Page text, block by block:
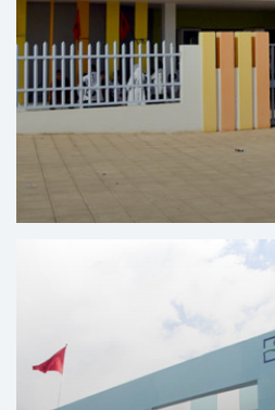
Centrum Voor de Opleiding in
Maatschappelijke Beroepen
Rabat